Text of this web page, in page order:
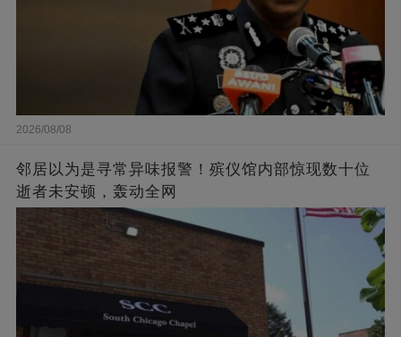
2026/08/08
邻居以为是寻常异味报警！殡仪馆内部惊现数十位
逝者未安顿，轰动全网